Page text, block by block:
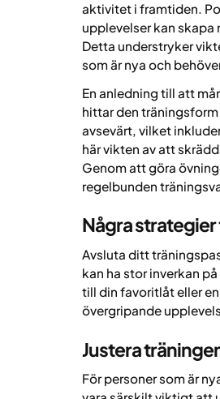
aktivitet i framtiden.
upplevelser kan
Detta understryker
som är nya och
En anledning till att
hittar den
avsevärt, vilket
här vikten av att
Genom att göra
regelbunden
Några
Avsluta ditt
kan ha stor inverkan
till din favoritlåt eller
övergripande
Justera
För personer som är